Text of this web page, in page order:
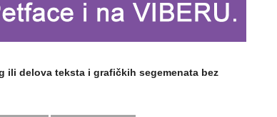
ili delova teksta i grafičkih segemenata bez